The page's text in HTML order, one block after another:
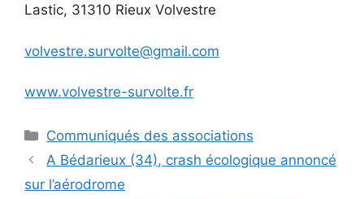
Lastic, 31310 Rieux Volvestre
volvestre.survolte@gmail.com
www.volvestre-survolte.fr
Catégories
Communiqués des associations
A Bédarieux (34), crash écologique annoncé
sur l’aérodrome